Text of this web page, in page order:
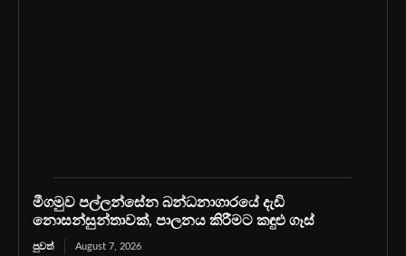
මීගමුව පල්ලන්සේන බන්ධනාගාරයේ දැඩි
නොසන්සුන්තාවක්, පාලනය කිරීමට කඳුළු ගෑස්
පුවත් August 7, 2026